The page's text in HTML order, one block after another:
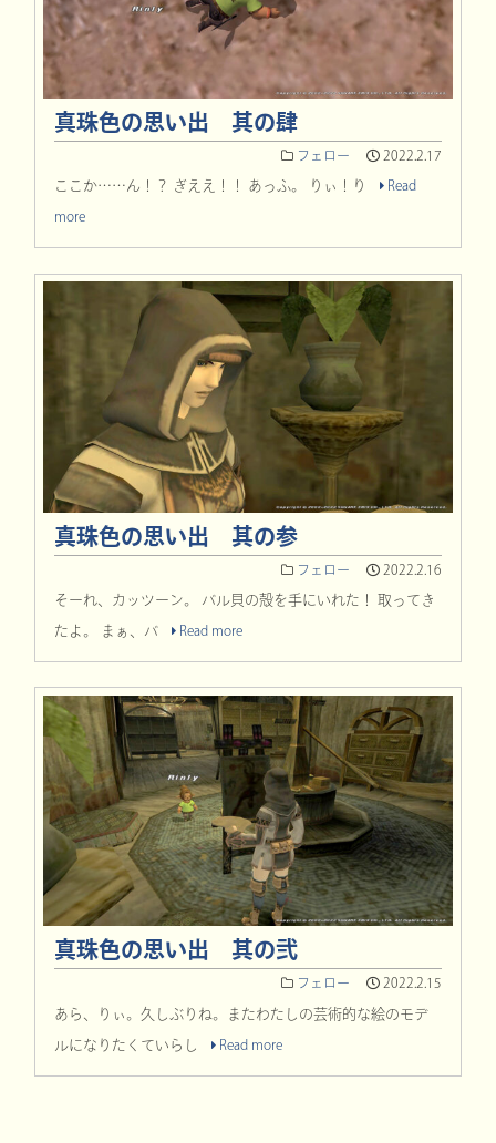
真珠色の思い出 其の肆
フェロー 2022.2.17
ここか……ん！？ ぎええ！！ あっふ。 りぃ！り Read
more
真珠色の思い出 其の参
フェロー 2022.2.16
そーれ、カッツーン。 バル貝の殻を手にいれた！ 取ってき
たよ。 まぁ、バ Read more
真珠色の思い出 其の弐
フェロー 2022.2.15
あら、りぃ。久しぶりね。またわたしの芸術的な絵のモデ
ルになりたくていらし Read more